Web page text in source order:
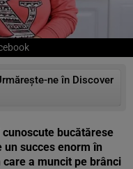
ne în Discover
bucătărese
un succes enorm în
a muncit pe brânci